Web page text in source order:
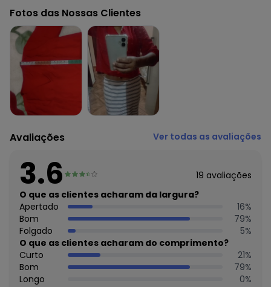
Modelagem: Ampla
Decote frente: V
Fornecedor: MALWEE MALHAS LTDA / CNPJ 84.429.737/0001-
14
Feito: Brasil
Cuidados para conservação do produto: Temperatura
máxima de lavagem 30C. Não alvejar. Não passar sobre a
estampa.
Tecido: Viscose
Composição: Viscose 100%
Histórico de preços
O preço apresentado abaixo é o menor oferecido em
algum dia do mês, para o menor tamanho disponível.
agosto/2026
N/D*
julho/2026
junho/2026 R$ 56,7
maio/2026 N/D*
abril/2026 R$ 75,6
março/2026 R$ 56,7
fevereiro/2026 R$ 75,6
Fotos das Nossas Clientes
Avaliações Ver todas as avaliações
3.6 19 avaliações
O que as clientes acharam da largura?
Apertado
16%
Bom
79%
Folgado
5%
O que as clientes acharam do comprimento?
Curto
21%
Bom
79%
Longo
0%